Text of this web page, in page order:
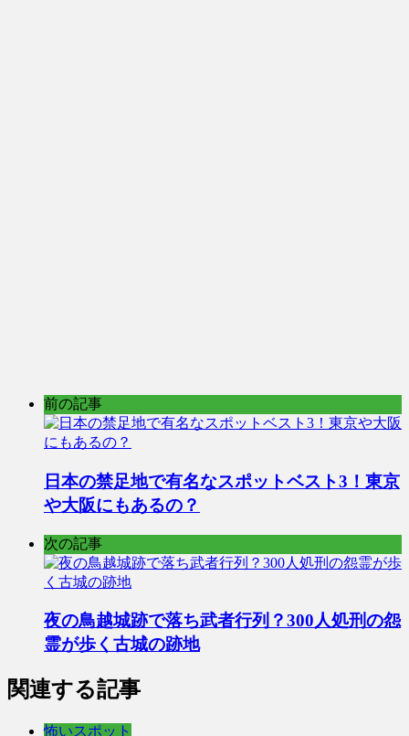
前の記事
日本の禁足地で有名なスポットベスト3！東京
や大阪にもあるの？
次の記事
夜の鳥越城跡で落ち武者行列？300人処刑の怨
霊が歩く古城の跡地
関連する記事
怖いスポット